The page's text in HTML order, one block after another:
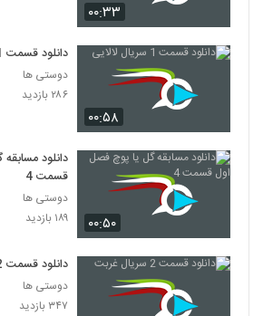
۰۰:۳۳
۰۰:۵۸
دانلود قسمت 1 سریال لالایی
دوستی ها
۲۸۶ بازدید
۰۰:۵۰
دانلود
قسمت 4
دوستی ها
۱۸۹ بازدید
دانلود قسمت 2 سریال غربت
دوستی ها
۳۴۷ بازدید